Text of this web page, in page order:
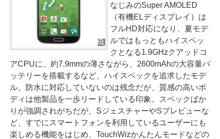
なじみのSuper AMOLED
（有機ELディスプレイ）は
フルHD対応になり、夏モデ
ルではもっともハイスペッ
クとなる1.9GHzクアッドコ
アCPUに、約7.9mmの薄さながら、2600mAhの大容量バ
ッテリーを搭載するなど、ハイスペックを追求したモデ
ル。防水に対応していないのは残念だが、質感の高いボ
ディは他製品を一歩リードしている印象。スペックばか
りが強調されがちだが、SジェスチャーやSプレビューな
ど、すでにスマートフォンを利用しているユーザーにも
楽しめる機能をはじめ、TouchWizかんたんモードなどの